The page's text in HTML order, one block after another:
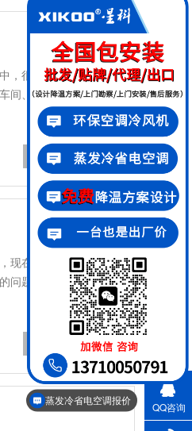
，很多大型工业
间、散热大，特
了解详情
现在环保意识也
问题，给车间的
了解详情
QQ咨询
蒸发冷省电空调报价